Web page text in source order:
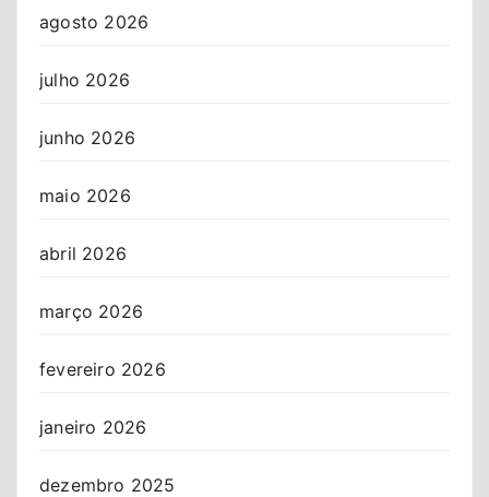
agosto 2026
julho 2026
junho 2026
maio 2026
abril 2026
março 2026
fevereiro 2026
janeiro 2026
dezembro 2025